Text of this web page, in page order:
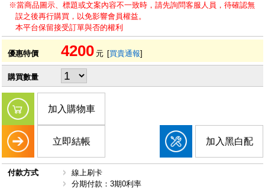
※當商品圖示、標題或文案內容不一致時，請先詢問客服人員，待確認無
誤之後再行購買，以免影響會員權益。
本平台保留接受訂單與否的權利
優惠特價 4200 元 [買貴通報]
購買數量
加入購物車
立即結帳 加入黑白配
付款方式
線上刷卡
分期付款：3期0利率